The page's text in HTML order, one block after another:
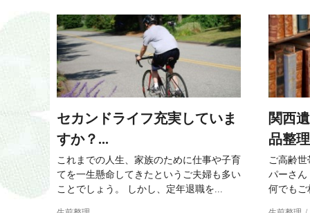
セカンドライフ充実していま
すか？...
これまでの人生、家族のために仕事や子育
てを一生懸命してきたというご夫婦も多い
ことでしょう。 しかし、定年退職を...
関西
品整
ご高齢
パーさん
何でもご